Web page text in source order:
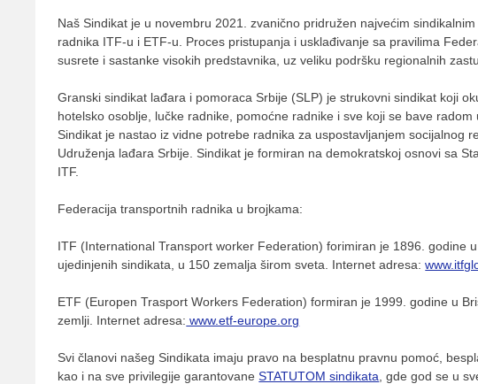
Naš Sindikat je u novembru 2021. zvanično pridružen najvećim
radnika ITF-u i ETF-u. Proces pristupanja i usklađivanje sa pravilima
susrete i sastanke visokih predstavnika, uz veliku podršku regionalnih
Granski sindikat lađara i pomoraca Srbije (SLP) je strukovni sindikat koji
hotelsko osoblje, lučke radnike, pomoćne radnike i sve koji se bave
Sindikat je nastao iz vidne potrebe radnika za uspostavljanjem socijalnog
Udruženja lađara Srbije. Sindikat je formiran na demokratskoj osnovi sa
ITF.
Federacija transportnih radnika u brojkama:
ITF (International Transport worker Federation) forimiran je 1896. godine
ujedinjenih sindikata, u 150 zemalja širom sveta. Internet adresa:
ETF (Europen Trasport Workers Federation) formiran je 1999. godine u
zemlji. Internet adresa: www.etf-europe.org
Svi članovi našeg Sindikata imaju pravo na besplatnu pravnu pomoć,
kao i na sve privilegije garantovaneSTATUTOM sindikata , gde god se u